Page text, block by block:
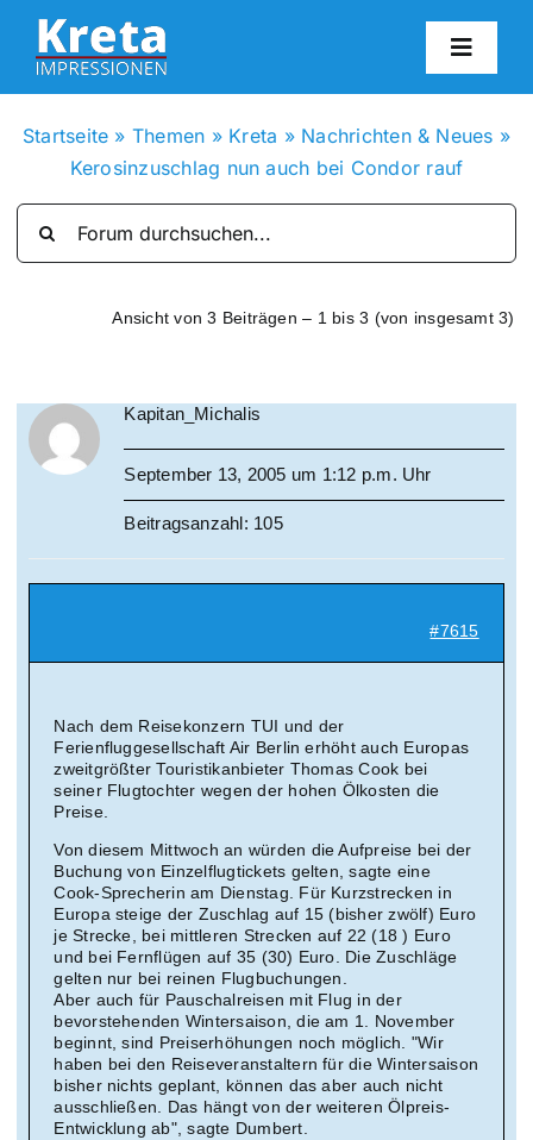
Zum
Inhalt
springen
Suche
Startseite » Themen » Kreta » Nachrichten & Neues »
Kerosinzuschlag nun auch bei Condor rauf
Ansicht von 3 Beiträgen – 1 bis 3 (von insgesamt 3)
Kapitan_Michalis
September 13, 2005 um 1:12 p.m. Uhr
Beitragsanzahl: 105
#7615
Nach dem Reisekonzern TUI und der
Ferienfluggesellschaft Air Berlin erhöht auch Europas
zweitgrößter Touristikanbieter Thomas Cook bei
seiner Flugtochter wegen der hohen Ölkosten die
Preise.
Von diesem Mittwoch an würden die Aufpreise bei der
Buchung von Einzelflugtickets gelten, sagte eine
Cook-Sprecherin am Dienstag. Für Kurzstrecken in
Europa steige der Zuschlag auf 15 (bisher zwölf) Euro
je Strecke, bei mittleren Strecken auf 22 (18 ) Euro
und bei Fernflügen auf 35 (30) Euro. Die Zuschläge
gelten nur bei reinen Flugbuchungen.
Aber auch für Pauschalreisen mit Flug in der
bevorstehenden Wintersaison, die am 1. November
beginnt, sind Preiserhöhungen noch möglich. "Wir
haben bei den Reiseveranstaltern für die Wintersaison
bisher nichts geplant, können das aber auch nicht
ausschließen. Das hängt von der weiteren Ölpreis-
Entwicklung ab", sagte Dumbert.